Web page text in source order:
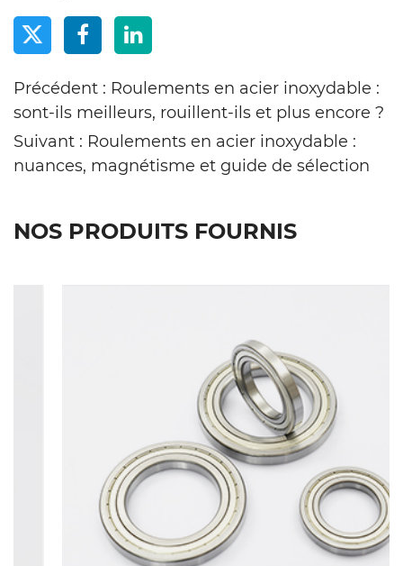
Précédent : Roulements en acier inoxydable :
sont-ils meilleurs, rouillent-ils et plus encore ?
Suivant : Roulements en acier inoxydable :
nuances, magnétisme et guide de sélection
NOS PRODUITS FOURNIS